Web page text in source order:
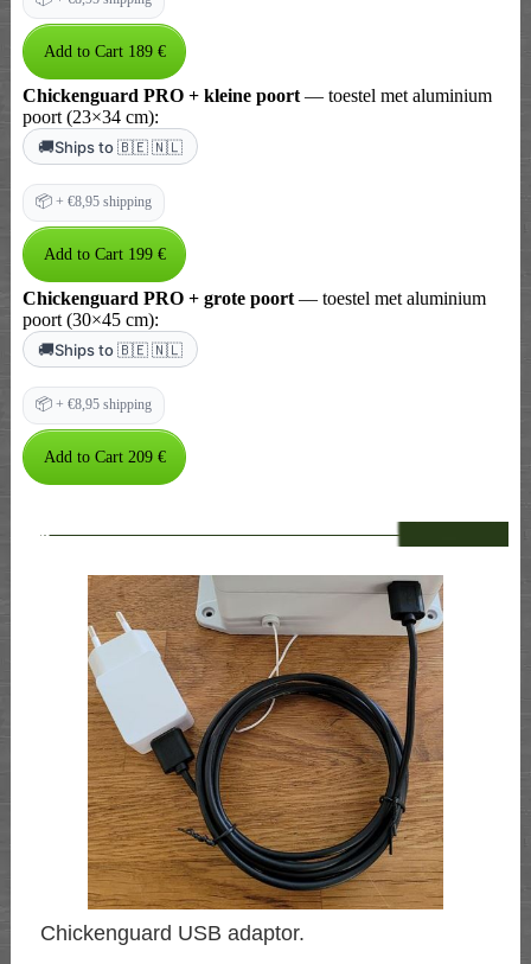
Chickenguard PRO + kleine poort — toestel met aluminium
poort (23×34 cm):
🚚Ships to 🇧🇪 🇳🇱
📦 + €8,95 shipping
Chickenguard PRO + grote poort — toestel met aluminium
poort (30×45 cm):
🚚Ships to 🇧🇪 🇳🇱
📦 + €8,95 shipping
--
Chickenguard USB adaptor.